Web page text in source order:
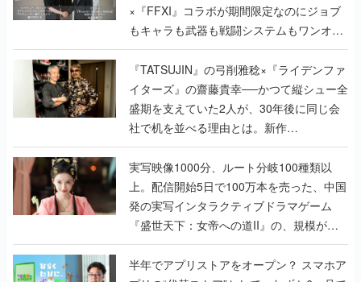
×『FFXI』コラボが期間限定なのにジョブ
もキャラも武器も戦闘システムもワンオフ
で作り込まれた理由を両ディレクターに聞
く
『TATSUJIN』の弓削雅稔×『ライデンファ
イターズ』の齋藤貴幸──かつて縦シュー全
盛期を支えていた2人が、30年後に同じ会
社で机を並べる理由とは。新作
『TATSUJIN EXTREME』で初タッグを組
んだレジェンド2人に訊く開発秘話
実写映像1000分、ルート分岐100種類以
上。配信開始5日で100万本を売った、中国
発の実写インタラクティブドラマゲーム
『盛世天下：女帝への道II』の、規模が違
うこだわりをプロデューサーに聞いた
半年でアプリストアをオープン？ スマホア